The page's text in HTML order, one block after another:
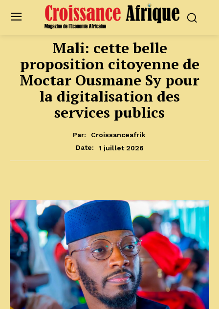
Mali: cette belle
proposition citoyenne de
Moctar Ousmane Sy pour
la digitalisation des
services publics
Par:
Croissanceafrik
Date:
1 juillet 2026